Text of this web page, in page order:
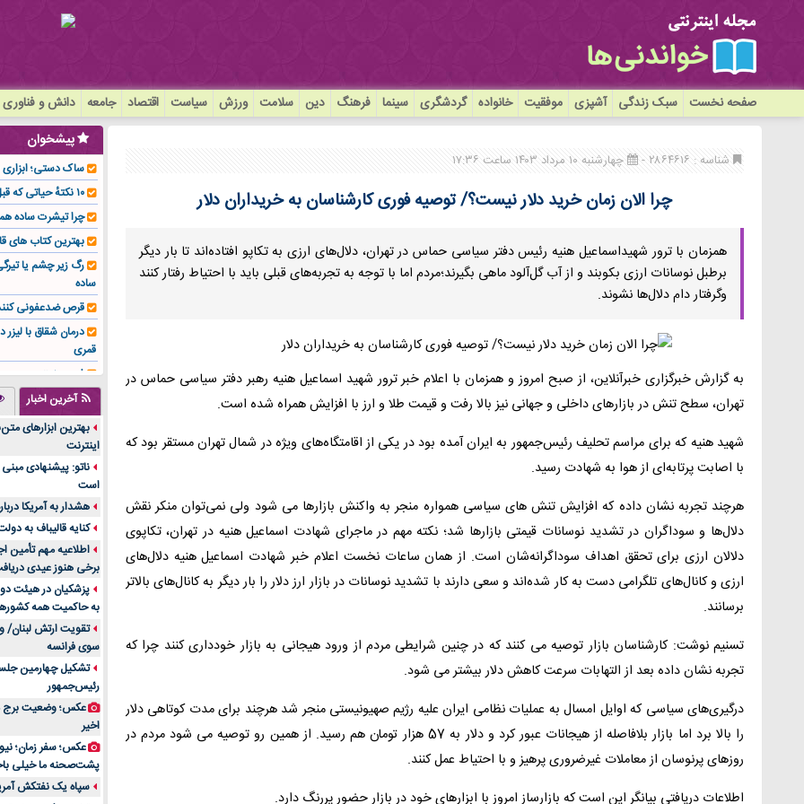
صفحه نخست سبک زندگی آشپزی موفقیت خانواده گردشگری سینما فرهنگ دین سلامت ورزش سیاست اقتصاد جامعه دانش و فناوری
شناسه : ۲۸۶۴۶۱۶ - چهارشنبه ۱۰ مرداد ۱۴۰۳ ساعت ۱۷:۳۶
چرا الان زمان خرید دلار نیست؟/ توصیه فوری کارشناسان به خریداران دلار
همزمان با ترور شهیداسماعیل هنیه رئیس دفتر سیاسی حماس در تهران، دلال‌های ارزی به تکاپو افتاده‌اند تا بار دیگر
برطبل نوسانات ارزی بکوبند و از آب گل‌آلود ماهی بگیرند؛مردم اما با توجه به تجربه‌های قبلی باید با احتیاط رفتار کنند
وگرفتار دام دلال‌ها نشوند.
به گزارش خبرگزاری خبرآنلاین، از صبح امروز و همزمان با اعلام خبر ترور شهید اسماعیل هنیه رهبر دفتر سیاسی حماس در
تهران، سطح تنش در بازارهای داخلی و جهانی نیز بالا رفت و قیمت طلا و ارز با افزایش همراه شده است.
شهید هنیه که برای مراسم تحلیف رئیس‌جمهور به ایران آمده بود در یکی از اقامتگاه‌های ویژه در شمال تهران مستقر بود که
با اصابت پرتابه‌ای از هوا به شهادت رسید.
هرچند تجربه نشان داده که افزایش تنش های سیاسی همواره منجر به واکنش بازارها می شود ولی نمی‌توان منکر نقش
دلال‌ها و سوداگران در تشدید نوسانات قیمتی بازارها شد؛ نکته مهم در ماجرای شهادت اسماعیل هنیه در تهران، تکاپوی
دلالان ارزی برای تحقق اهداف سوداگرانه‌شان است. از همان ساعات نخست اعلام خبر شهادت اسماعیل هنیه دلال‌های
ارزی و کانال‌های تلگرامی دست به کار شده‌اند و سعی دارند با تشدید نوسانات در بازار ارز دلار را بار دیگر به کانال‌های بالاتر
برسانند.
تسنیم نوشت: کارشناسان بازار توصیه می کنند که در چنین شرایطی مردم از ورود هیجانی به بازار خودداری کنند چرا که
تجربه نشان داده بعد از التهابات سرعت کاهش دلار بیشتر می شود.
درگیری‌های سیاسی که اوایل امسال به عملیات نظامی ایران علیه رژیم صهیونیستی منجر شد هرچند برای مدت کوتاهی دلار
را بالا برد اما بازار بلافاصله از هیجانات عبور کرد و دلار به 57 هزار تومان هم رسید. از همین رو توصیه می شود مردم در
روزهای پرنوسان از معاملات غیرضروری پرهیز و با احتیاط عمل کنند.
اطلاعات دریافتی بیانگر این است که بازارساز امروز با ابزارهای خود در بازار حضور پررنگ دارد.
پیشخوان
ساک دستی؛ ابزاری
۱۰ نکتهٔ حیاتی که قبل از کاشت ایمپلنت باید بدانید!
چرا تیشرت ساده
بهترین کتاب های
رگ زیر چشم یا
ساده
قرص ضدعفونی
درمان شقاق با لیزر
قمری
فوم صنعتی چیست و
تولیدکننده تهیه کرد؟
جنس هر کدام از
متریال برای شما
تولید لیوان
بازار ایران
درد زانو بعد از
انتخاب باشد
آینده موسیقی
بهترین راه
است؟
مقایسه قالب
خرید سمعک
تصمیم‌گیری
خرید و فروش
ایرانیان
اهمیت انتخاب
پرونده‌های حساس و
۷ تاثیرات کامپیوتر در حوزه علوم زندگی و کاربردی
لیفتراک صفر؛
آخرین اخبار
بهترین ابزارهای
اینترنت
ناتو: پیشنهادی
است
هشدار به آمریکا
کنایه قالیباف به
اطلاعیه مهم تأمین
برخی هنوز عیدی
پزشکیان در هیئت
به حاکمیت همه
تقویت ارتش لبنان/
سوی فرانسه
تشکیل چهارمین
رئیس‌جمهور
عکس؛ وضعیت برج
اخیر
پشت‌صحنه ما خیلی
سپاه یک نفتکش